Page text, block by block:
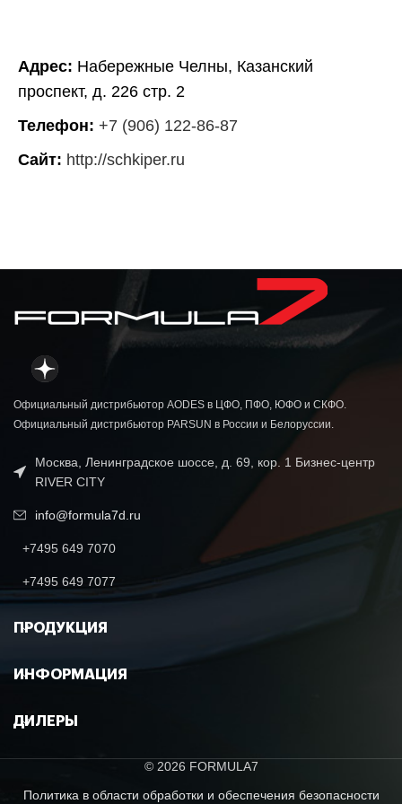
Адрес: Набережные Челны, Казанский
проспект, д. 226 стр. 2
Телефон: +7 (906) 122-86-87
Сайт: http://schkiper.ru
Официальный дистрибьютор AODES в ЦФО, ПФО, ЮФО и СКФО.
Официальный дистрибьютор PARSUN в России и Белоруссии.
Москва, Ленинградское шоссе, д. 69, кор. 1 Бизнес-центр
RIVER CITY
info@formula7d.ru
+7495 649 7070
+7495 649 7077
ПРОДУКЦИЯ
ИНФОРМАЦИЯ
ДИЛЕРЫ
© 2026 FORMULA7
Политика в области обработки и обеспечения безопасности